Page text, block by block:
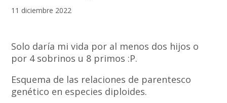
11 diciembre 2022
Solo daría mi vida por al menos dos hijos o
por 4 sobrinos u 8 primos :P.
Esquema de las relaciones de parentesco
genético en especies diploides.